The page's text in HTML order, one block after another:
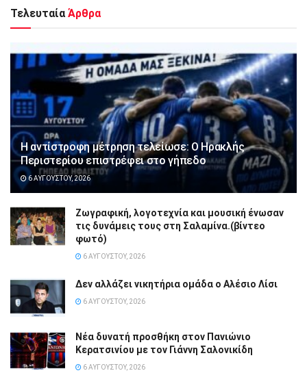
Τελευταία Άρθρα
Η αντίστροφη μέτρηση τελείωσε: Ο Ηρακλής
Περιστερίου επιστρέφει στο γήπεδο
6 ΑΥΓΟΎΣΤΟΥ, 2026
Ζωγραφική, λογοτεχνία και μουσική ένωσαν
τις δυνάμεις τους στη Σαλαμίνα.(βίντεο
φωτό)
6 ΑΥΓΟΎΣΤΟΥ, 2026
Δεν αλλάζει νικητήρια ομάδα ο Αλέσιο Λίσι
6 ΑΥΓΟΎΣΤΟΥ, 2026
Νέα δυνατή προσθήκη στον Πανιώνιο
Κερατσινίου με τον Γιάννη Σαλονικίδη
6 ΑΥΓΟΎΣΤΟΥ, 2026